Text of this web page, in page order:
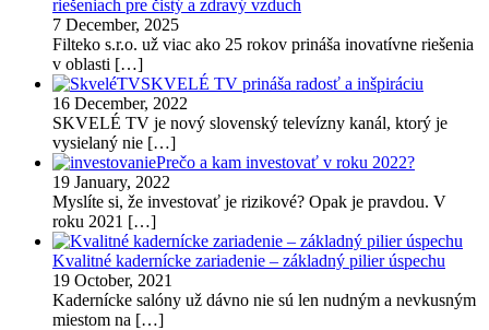
riešeniach pre čistý a zdravý vzduch
7 December, 2025
Filteko s.r.o. už viac ako 25 rokov prináša inovatívne riešenia
v oblasti […]
SKVELÉ TV prináša radosť a inšpiráciu
16 December, 2022
SKVELÉ TV je nový slovenský televízny kanál, ktorý je
vysielaný nie […]
Prečo a kam investovať v roku 2022?
19 January, 2022
Myslíte si, že investovať je rizikové? Opak je pravdou. V
roku 2021 […]
Kvalitné kadernícke zariadenie – základný pilier úspechu
19 October, 2021
Kadernícke salóny už dávno nie sú len nudným a nevkusným
miestom na […]